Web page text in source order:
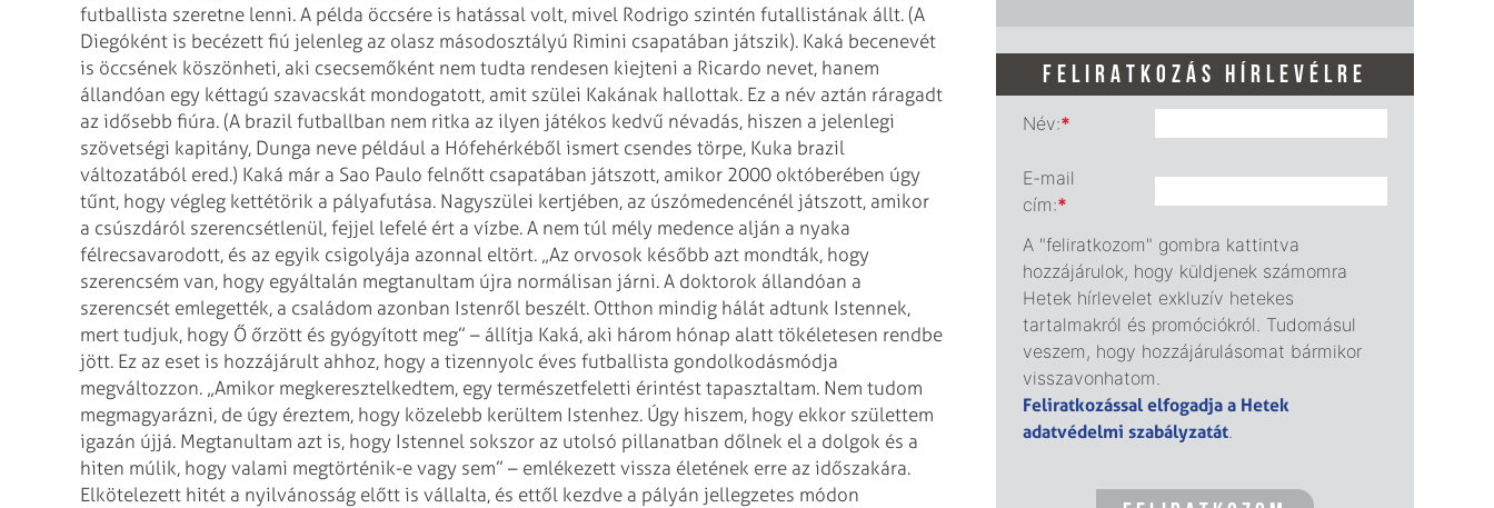
futballista szeretne lenni. A példa öccsére is hatással volt, mivel Rodrigo szintén futallistának állt. (A
Diegóként is becézett fiú jelenleg az olasz másodosztályú Rimini csapatában játszik). Kaká becenevét
is öccsének köszönheti, aki csecsemőként nem tudta rendesen kiejteni a Ricardo nevet, hanem
állandóan egy kéttagú szavacskát mondogatott, amit szülei Kakának hallottak. Ez a név aztán ráragadt
az idősebb fiúra. (A brazil futballban nem ritka az ilyen játékos kedvű névadás, hiszen a jelenlegi
szövetségi kapitány, Dunga neve például a Hófehérkéből ismert csendes törpe, Kuka brazil
változatából ered.) Kaká már a Sao Paulo felnőtt csapatában játszott, amikor 2000 októberében úgy
tűnt, hogy végleg kettétörik a pályafutása. Nagyszülei kertjében, az úszómedencénél játszott, amikor
a csúszdáról szerencsétlenül, fejjel lefelé ért a vízbe. A nem túl mély medence alján a nyaka
félrecsavarodott, és az egyik csigolyája azonnal eltört. „Az orvosok később azt mondták, hogy
szerencsém van, hogy egyáltalán megtanultam újra normálisan járni. A doktorok állandóan a
szerencsét emlegették, a családom azonban Istenről beszélt. Otthon mindig hálát adtunk Istennek,
mert tudjuk, hogy Ő őrzött és gyógyított meg” – állítja Kaká, aki három hónap alatt tökéletesen rendbe
jött. Ez az eset is hozzájárult ahhoz, hogy a tizennyolc éves futballista gondolkodásmódja
megváltozzon. „Amikor megkeresztelkedtem, egy természetfeletti érintést tapasztaltam. Nem tudom
megmagyarázni, de úgy éreztem, hogy közelebb kerültem Istenhez. Úgy hiszem, hogy ekkor születtem
igazán újjá. Megtanultam azt is, hogy Istennel sokszor az utolsó pillanatban dőlnek el a dolgok és a
hiten múlik, hogy valami megtörténik-e vagy sem” – emlékezett vissza életének erre az időszakára.
Elkötelezett hitét a nyilvánosság előtt is vállalta, és ettől kezdve a pályán jellegzetes módon
FELIRATKOZÁS HÍRLEVÉLRE
Név:*
E-mail
cím:*
A "feliratkozom" gombra kattintva
hozzájárulok, hogy küldjenek számomra
Hetek hírlevelet exkluzív hetekes
tartalmakról és promóciókról. Tudomásul
veszem, hogy hozzájárulásomat bármikor
visszavonhatom.
Feliratkozással elfogadja a Hetek
adatvédelmi szabályzatát.